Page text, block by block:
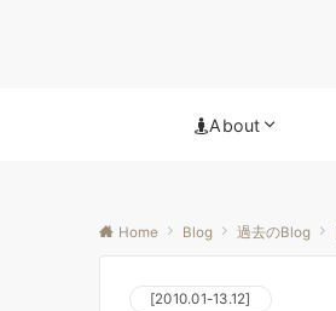
About
Home Blog 過去のBlog
[2010.01-13.12]